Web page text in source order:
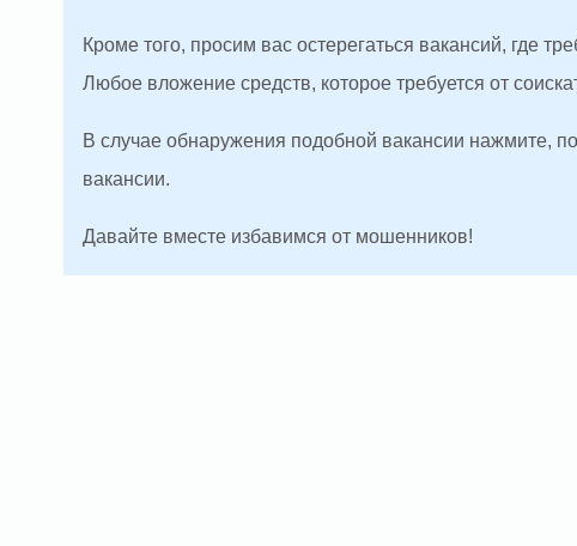
Кроме того, просим вас остерегаться вакансий, где
Любое вложение средств, которое требуется от
В случае обнаружения подобной вакансии нажмите,
вакансии.
Давайте вместе избавимся от мошенников!